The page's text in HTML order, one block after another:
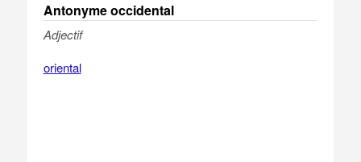
Antonyme occidental
Adjectif
oriental